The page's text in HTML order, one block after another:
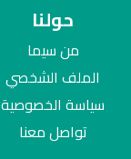
حولنا
من سيما
الملف الشخصي
سياسة الخصوصية
تواصل معنا